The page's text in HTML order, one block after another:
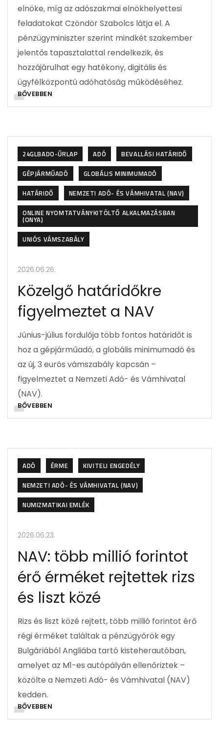
elnöke, míg az adószakmai elnökhelyettesi
feladatokat Czöndör Szabolcs látja el. A
pénzügyminiszter szerint mindkét szakember
jelentős tapasztalattal rendelkezik, és
hozzájárulhat egy hatékony, digitális és
ügyfélközpontú adóhatóság működéséhez.
BŐVEBBEN
24GLBADO-ŰRLAP ADÓ
BEVALLÁSI HATÁRIDŐ
GÉPJÁRMŰADÓ
GLOBÁLIS MINIMUMADÓ
HATÁRIDŐ
NEMZETI ADÓ- ÉS VÁMHIVATAL (NAV)
ONLINE NYOMTATVÁNYKITÖLTŐ ALKALMAZÁSBAN
(ONYA)
UNIÓS VÁMSZABÁLY
2026.06.26.
Közelgő határidőkre
figyelmeztet a NAV
Június-július fordulója több fontos határidőt is
hoz a gépjárműadó, a globális minimumadó és
az új, 3 eurós vámszabály kapcsán –
figyelmeztet a Nemzeti Adó- és Vámhivatal
(NAV).
BŐVEBBEN
ADÓ ÉRME
KIVITELI ENGEDÉLY
NEMZETI ADÓ- ÉS VÁMHIVATAL (NAV)
NUMIZMATIKAI EMLÉK
2026.06.23.
NAV: több millió forintot
érő érméket rejtettek rizs
és liszt közé
Rizs és liszt közé rejtett, több millió forintot érő
régi érméket találtak a pénzügyőrök egy
Bulgáriából Angliába tartó kisteherautóban,
amelyet az M1-es autópályán ellenőriztek –
közölte a Nemzeti Adó- és Vámhivatal (NAV)
kedden.
BŐVEBBEN